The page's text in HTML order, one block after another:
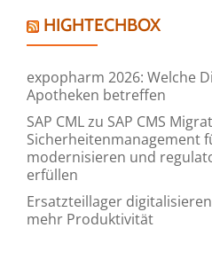
HIGHTECHBOX
expopharm 2026: Welche
Apotheken betreffen
SAP CML zu SAP CMS
Sicherheitenmanagement
modernisieren und
erfüllen
Ersatzteillager
mehr Produktivität